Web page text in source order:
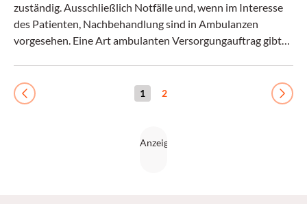
zuständig. Ausschließlich Notfälle und, wenn im Interesse
des Patienten, Nachbehandlung sind in Ambulanzen
vorgesehen. Eine Art ambulanten Versorgungauftrag gibt
Previous 1 2 Next